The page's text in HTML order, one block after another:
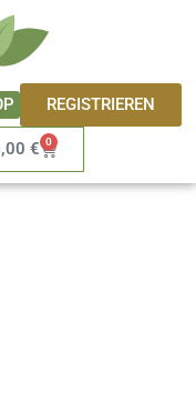
REGISTRIEREN
€ 0
Warenkorb